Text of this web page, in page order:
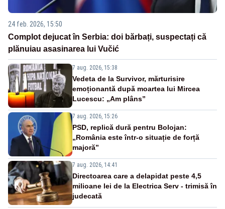
24 feb. 2026, 15:50
Complot dejucat în Serbia: doi bărbați, suspectați că
plănuiau asasinarea lui Vučić
7 aug. 2026, 15:38
Vedeta de la Survivor, mărturisire
emoționantă după moartea lui Mircea
Lucescu: „Am plâns”
7 aug. 2026, 15:26
PSD, replică dură pentru Bolojan:
„România este într-o situație de forță
majoră”
7 aug. 2026, 14:41
Directoarea care a delapidat peste 4,5
milioane lei de la Electrica Serv - trimisă în
judecată